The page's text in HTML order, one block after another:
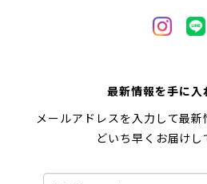
最新情報を手に入
メールアドレスを入力して最
どいち早くお届けし